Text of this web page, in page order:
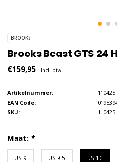
BROOKS
Brooks Beast GTS 24
€159,95 Incl. btw
Artikelnummer:
110425
EAN Code:
SKU:
110425
Maat: *
US 9 US 9.5 US 10